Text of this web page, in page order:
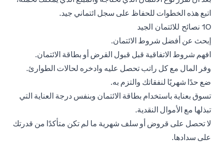
اتبع هذه الخطوات للحفاظ على سجل ائتماني جيد.
10 نصائح للائتمان الجيد
إبحث عن أفضل شروط الائتمان.
افهم شروط الاتفاقية قبل قبول القرض أو بطاقة الائتمان.
وفر المال مع كل راتب تحصل عليه وادخره لحالات الطوارئ.
ضع حدًا شهريًا لنفقاتك والتزم به.
تسوق بعناية باستخدام بطاقة الائتمان وبنفس درجة العناية التي
تبذلها مع الأموال النقدية.
لا تحصل على قروض أو سلف شهرية ما لم تكن متأكدًا من قدرتك
على سدادها.